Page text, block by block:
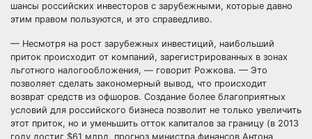
шансы российских инвесторов с зарубежными, которые давно
этим правом пользуются, и это справедливо.
— Несмотря на рост зарубежных инвестиций, наибольший
приток происходит от компаний, зарегистрированных в зонах
льготного налогообложения, — говорит Рожкова. — Это
позволяет сделать закономерный вывод, что происходит
возврат средств из офшоров. Создание более благоприятных
условий для российского бизнеса позволит не только увеличить
этот приток, но и уменьшить отток капиталов за границу (в 2013
году достиг $61 млрд, прогноз министра финансов Антона